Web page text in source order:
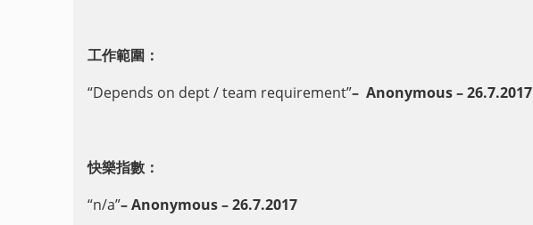
工作範圍：
“Depends on dept / team requirement”– Anonymous – 26.7.2017
快樂指數：
“n/a”– Anonymous – 26.7.2017